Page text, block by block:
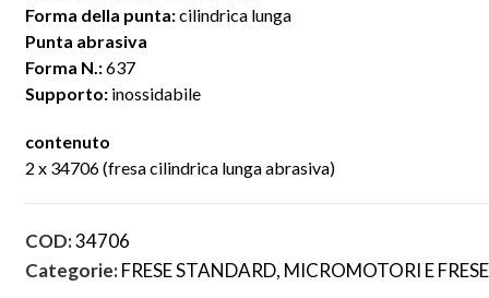
Forma della punta:cilindrica lunga
Punta abrasiva
Forma N.:637
Supporto: inossidabile
contenuto
2 x 34706 (fresa cilindrica lunga abrasiva)
COD:34706
Categorie:FRESE STANDARD, MICROMOTORI E FRESE